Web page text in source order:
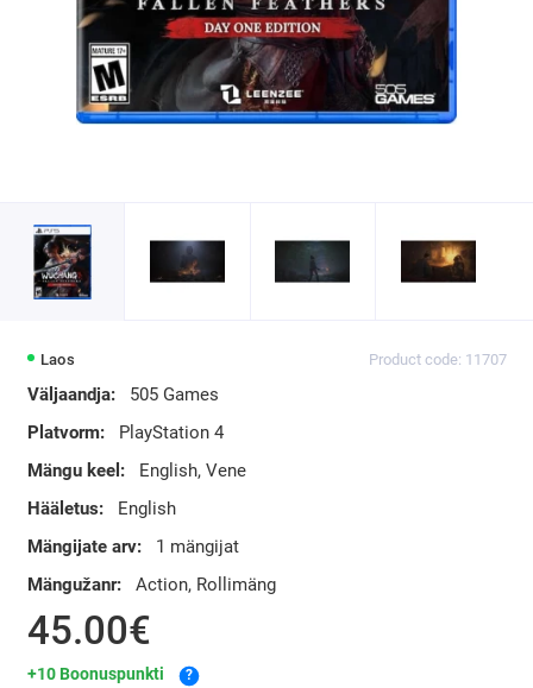
Laos Product code: 11707
Väljaandja:
505 Games
Platvorm:
PlayStation 4
Mängu keel:
English, Vene
Hääletus:
English
Mängijate arv:
1 mängijat
Mängužanr:
Action, Rollimäng
45.00€
+10 Boonuspunkti ?